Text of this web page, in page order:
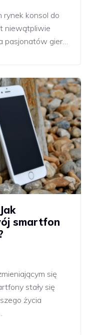
rynek konsol do
niewątpliwie
pasjonatów gier…
smartfon
się
stały się
życia